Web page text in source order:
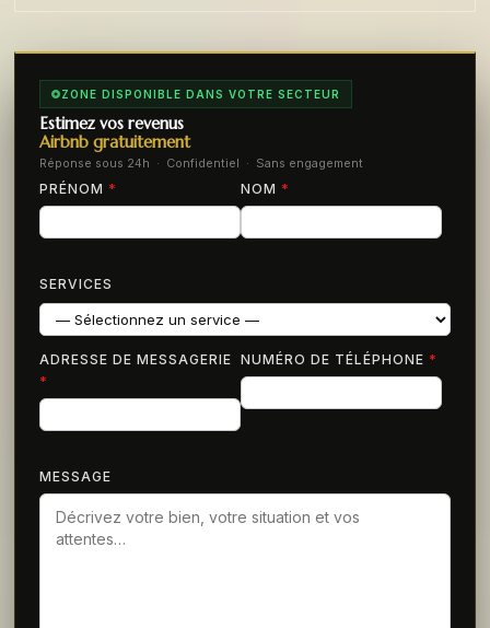
ZONE DISPONIBLE DANS VOTRE SECTEUR
Estimez vos revenus
Airbnb gratuitement
Réponse sous 24h · Confidentiel · Sans engagement
PRÉNOM * NOM *
SERVICES
ADRESSE DE MESSAGERIE
*
NUMÉRO DE TÉLÉPHONE *
MESSAGE